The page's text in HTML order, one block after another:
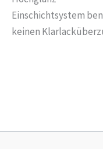
Einschichtsystem
keinen